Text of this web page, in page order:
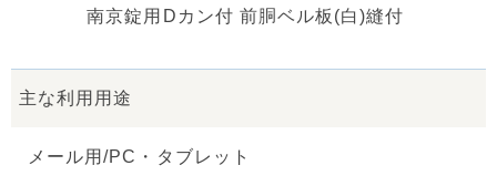
南京錠用Dカン付 前胴ベル板(白)縫付
主な利用用途
メール用/PC・タブレット